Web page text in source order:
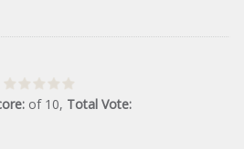
of 10, Total Vote: